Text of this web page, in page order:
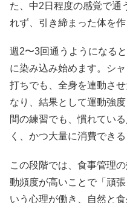
た、中2日程度の感覚で通
れず、引き締まった体を作
週2〜3回通うようになる
に染み込み始めます。シ
打ちでも、全身を連動さ
なり、結果として運動強
間の練習でも、慣れてい
く、かつ大量に消費でき
この段階では、食事管理
動頻度が高いことで「頑
いう心理が働き、自然と